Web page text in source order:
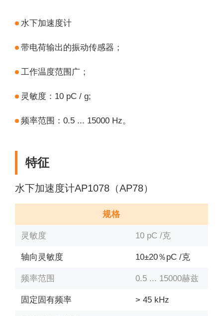
水下加速度计
带电荷输出的振动传感器；
工作温度范围广；
灵敏度：10 pC / g;
频率范围：0.5 ... 15000 Hz。
特征
水下加速度计AP1078（AP78）
规格
灵敏度 10 pC /克
轴向灵敏度 10±20％pC /克
频率范围 0.5 ... 15000赫兹
固定固有频率 > 45 kHz